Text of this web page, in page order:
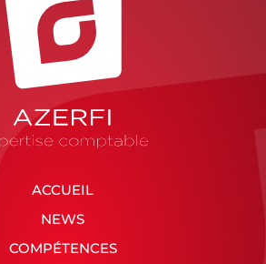
ACCUEIL
NEWS
COMPÉTENCES